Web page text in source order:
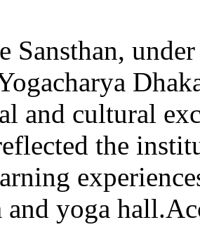
Sansthan,
and cultural
the
and yoga